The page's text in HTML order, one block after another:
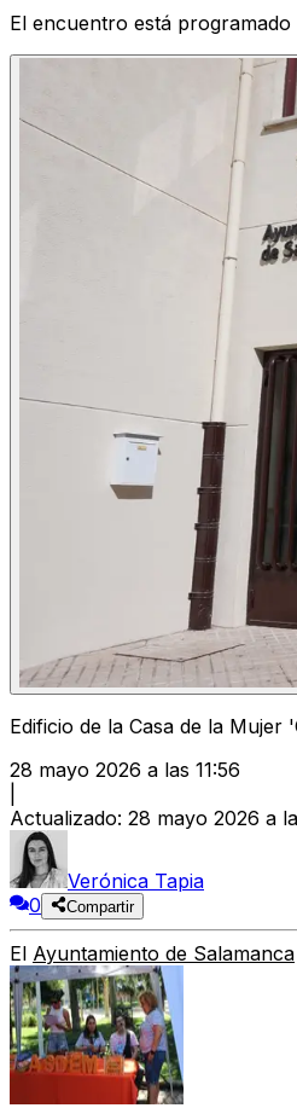
El encuentro está
Edificio de la Casa de la Mujer
28 mayo 2026 a las 11:56
Actualizado: 28 mayo 2026 a
Verónica Tapia
0
Compartir
El Ayuntamiento de Salamanca